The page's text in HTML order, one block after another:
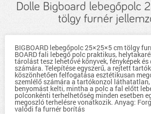
Dolle Bigboard lebegőpolc
tölgy furnér
BIGBOARD lebegőpolc 25×25×5 cm tölgy
BOARD fali lebegő polc praktikus,
tárolást tesz lehetővé könyvek, fényképek
számára. Telepítése egyszerű, a rejtett
köszönhetően felfogatása esztétikusan
szemlélő számára a tartókonzol
benyomást kelti, mintha a polc a fal előtt
polconkénti terhelhetőség minden esetben
megoszló terhelésre vonatkozik. Anyag:
valódi fa furnér borítás